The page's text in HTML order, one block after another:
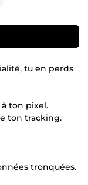
tu en perds
à ton pixel.
ton tracking.
tronquées.